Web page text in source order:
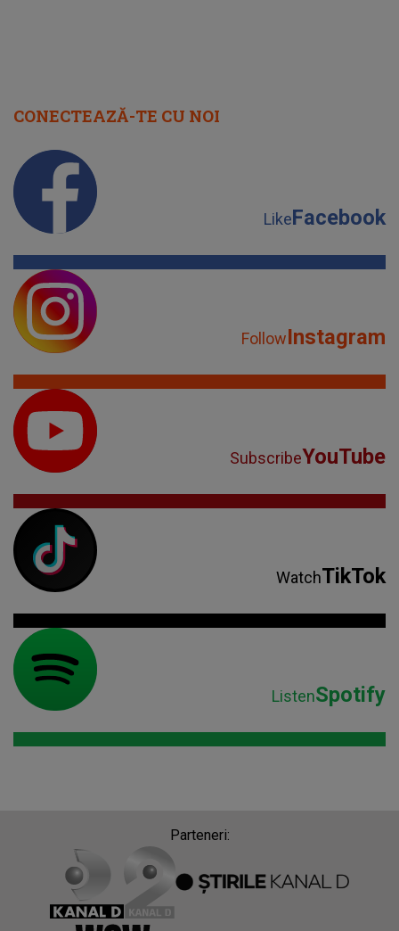
CONECTEAZĂ-TE CU NOI
LikeFacebook
FollowInstagram
SubscribeYouTube
WatchTikTok
ListenSpotify
Parteneri: